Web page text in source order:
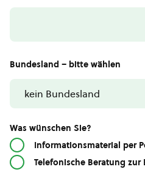
Bundesland – bitte wählen
Was wünschen Sie?
Informationsmaterial per
Telefonische Beratung zur